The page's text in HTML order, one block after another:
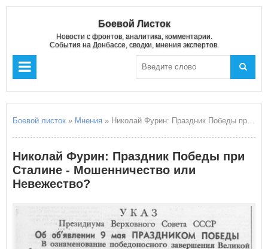
Боевой Листок
Новости с фронтов, аналитика, комментарии.
События на Донбассе, сводки, мнения экспертов.
Боевой листок » Мнения » Николай Фурин: Праздник Победы при Сталине - Мошенничество или Невежество?
Николай Фурин: Праздник Победы при
Сталине - Мошенничество или
Невежество?